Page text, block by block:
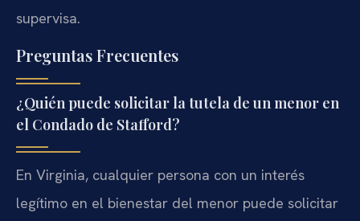
supervisa.
Preguntas Frecuentes
¿Quién puede solicitar la tutela de un menor en
el Condado de Stafford?
En Virginia, cualquier persona con un interés
legítimo en el bienestar del menor puede solicitar